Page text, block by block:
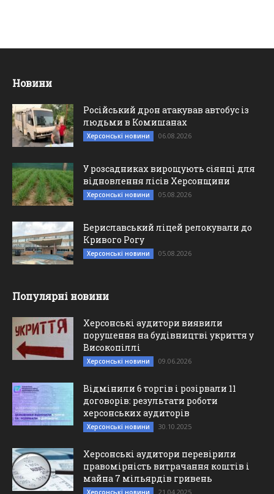
Новини
Російський дрон атакував автобус із
людьми в Комишанах
Херсонські новини 06.08.2026
У розсадниках вирощують сіянці для
відновлення лісів Херсонщини
Херсонські новини 05.08.2026
Бериславський ліцей релокували до
Кривого Рогу
Херсонські новини 05.08.2026
Популярні новини
Херсонські аудитори виявили
порушення на будівництві укриття у
Високопіллі
Херсонські новини 09.06.2026
Відмінили 6 торгів і розірвали 11
договорів: результати роботи
херсонських аудиторів
Херсонські новини 30.10.2025
Херсонські аудитори перевірили
правомірність витрачання коштів і
майна 7 мільярдів гривень
Херсонські новини 21.04.2025